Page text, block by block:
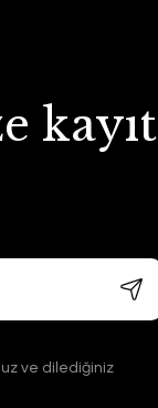
kayıt
ve dilediğiniz